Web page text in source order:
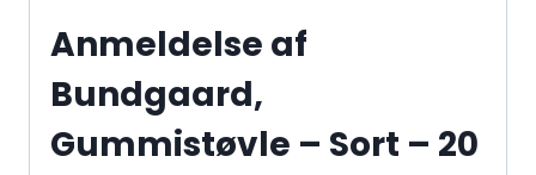
Anmeldelse af
Bundgaard,
Gummistøvle – Sort – 20